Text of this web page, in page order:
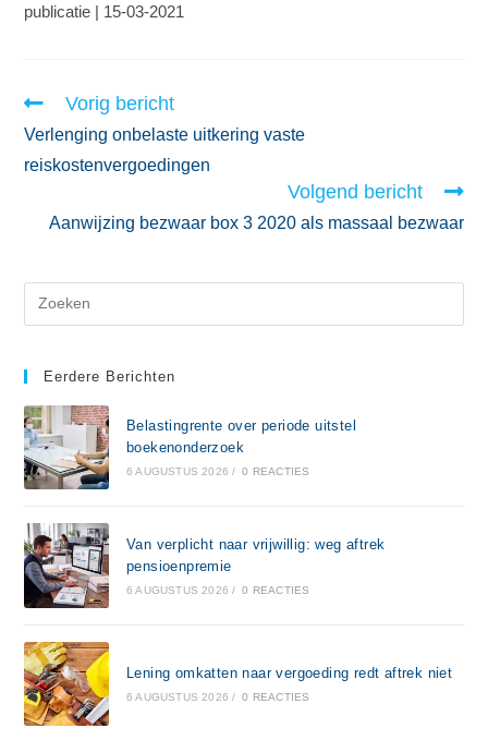
publicatie | 15-03-2021
Vorig bericht
Verlenging onbelaste uitkering vaste
reiskostenvergoedingen
Volgend bericht
Aanwijzing bezwaar box 3 2020 als massaal bezwaar
Eerdere Berichten
Belastingrente over periode uitstel
boekenonderzoek
6 AUGUSTUS 2026 / 0 REACTIES
Van verplicht naar vrijwillig: weg aftrek
pensioenpremie
6 AUGUSTUS 2026 / 0 REACTIES
Lening omkatten naar vergoeding redt aftrek niet
6 AUGUSTUS 2026 / 0 REACTIES